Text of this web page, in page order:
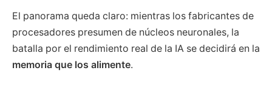
El panorama queda claro: mientras los fabricantes de
procesadores presumen de núcleos neuronales, la
batalla por el rendimiento real de la IA se decidirá en la
memoria que los alimente.